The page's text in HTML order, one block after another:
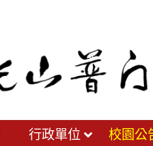
行政單位 校園公